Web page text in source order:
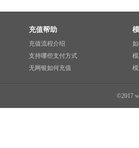
充值帮助
充值流程介绍
支持哪些支付方式
无网银如何充值
©2017